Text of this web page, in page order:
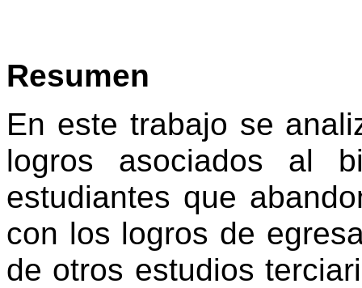
Resumen
En este trabajo se
logros asociados al
estudiantes que
con los logros de
de otros estudios